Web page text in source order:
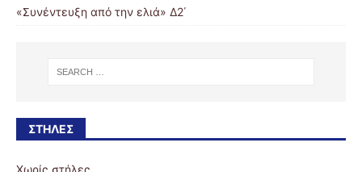
«Συνέντευξη από την ελιά» Δ2΄
ΣΤΉΛΕΣ